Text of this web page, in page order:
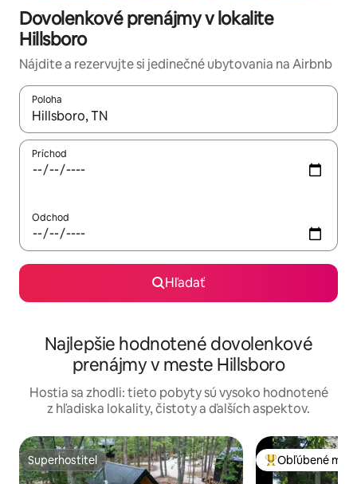
Dovolenkové prenájmy v lokalite
Hillsboro
Nájdite a rezervujte si jedinečné ubytovania na Airbnb
Poloha
Keď budú výsledky k dispozícii, môžete si ich prechádzať
Príchod
Odchod
Hľadať
Najlepšie hodnotené dovolenkové
prenájmy v meste Hillsboro
Hostia sa zhodli: tieto pobyty sú vysoko hodnotené
z hľadiska lokality, čistoty a ďalších aspektov.
Superhostiteľ
Superhostiteľ Najobľúbenejšie
Obľúbené